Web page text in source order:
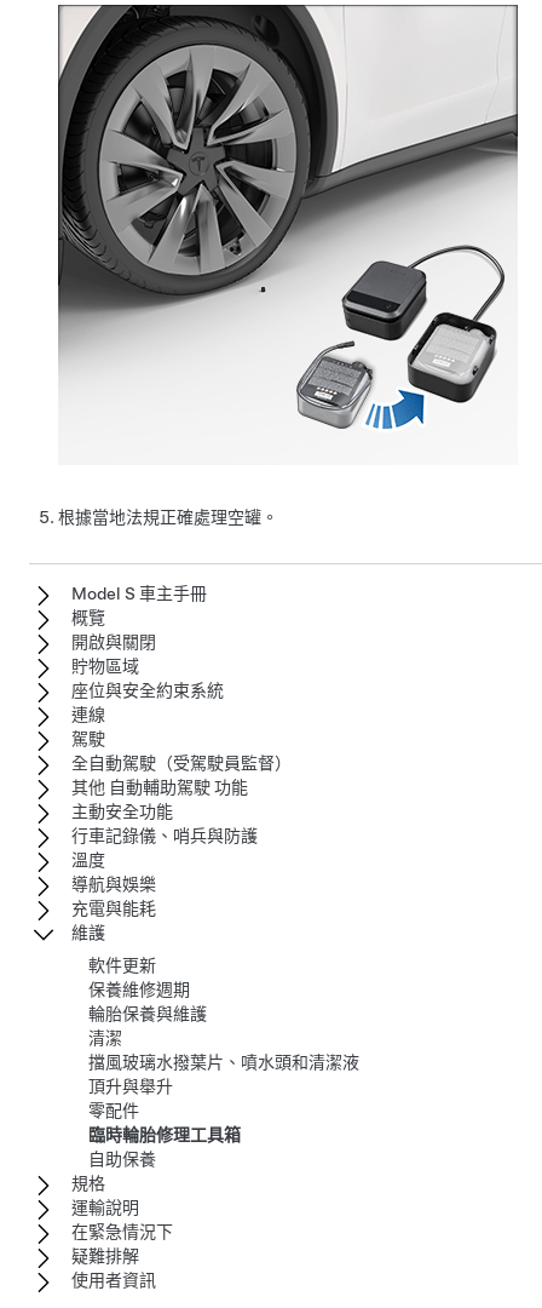
根據當地法規正確處理空罐。
Model S 車主手冊
概覽
開啟與關閉
貯物區域
座位與安全約束系統
連線
駕駛
全自動駕駛（受駕駛員監督）
其他 自動輔助駕駛 功能
主動安全功能
行車記錄儀、哨兵與防護
溫度
導航與娛樂
充電與能耗
維護
軟件更新
保養維修週期
輪胎保養與維護
清潔
擋風玻璃水撥葉片、噴水頭和清潔液
頂升與舉升
零配件
臨時輪胎修理工具箱
自助保養
規格
運輸說明
在緊急情況下
疑難排解
使用者資訊